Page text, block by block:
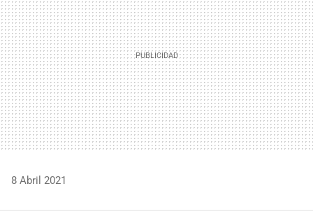
8 Abril 2021